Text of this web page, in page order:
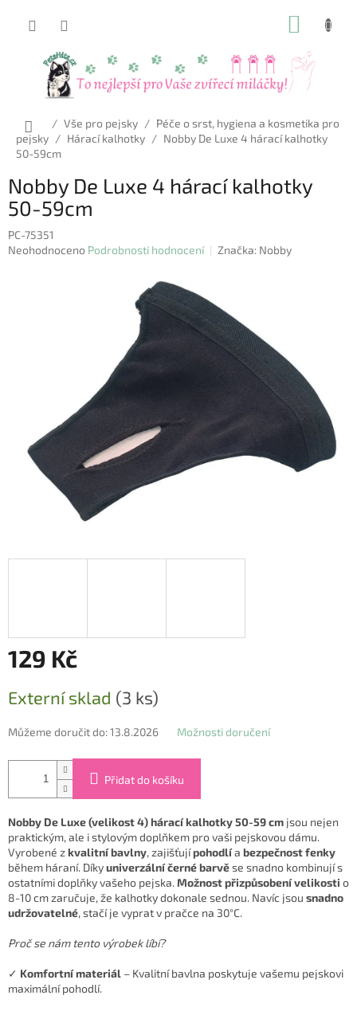
Domů
/ Vše pro pejsky / Péče o srst, hygiena a kosmetika pro
pejsky / Hárací kalhotky / Nobby De Luxe 4 hárací kalhotky
50-59cm
Nobby De Luxe 4 hárací kalhotky
50-59cm
PC-75351
Průměrné
Neohodnoceno Podrobnosti hodnocení Značka: Nobby
129 Kč
cena:
Externí sklad (3 ks)
Můžeme doručit do:13.8.2026 Možnosti doručení
Přidat do košíku
Nobby De Luxe (velikost 4) hárací kalhotky 50-59 cm jsou nejen
praktickým, ale i stylovým doplňkem pro vaši pejskovou dámu.
Vyrobené zkvalitní bavlny, zajišťujípohodlía bezpečnostfenky
během háraní. Díkyuniverzální černé barvěse snadno kombinují s
ostatními doplňky vašeho pejska. Možnost přizpůsobení velikosti o
8-10 cm zaručuje, že kalhotky dokonale sednou. Navíc jsou snadno
udržovatelné, stačí je vyprat v pračce na 30°C.
Proč se nám tento výrobek líbí?
✓ Komfortní materiál – Kvalitní bavlna poskytuje vašemu pejskovi
maximální pohodlí.